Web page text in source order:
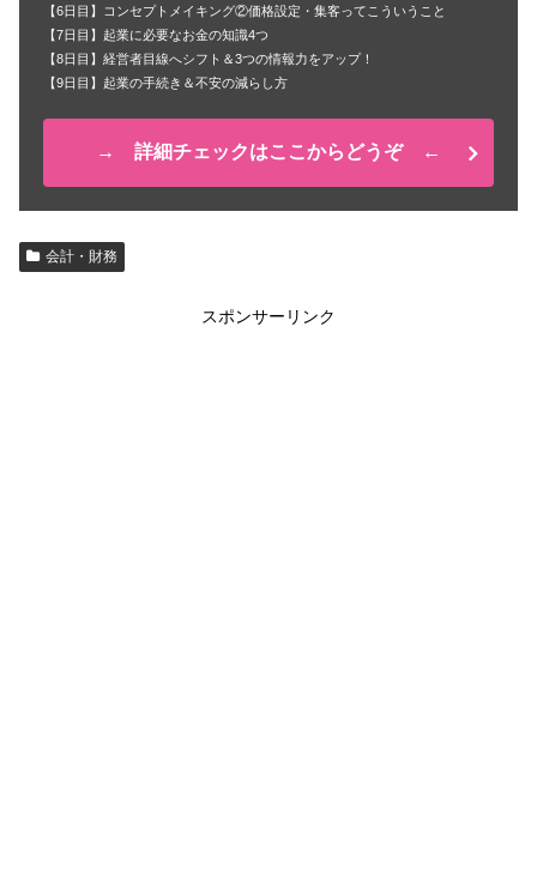
【6日目】コンセプトメイキング②価格設定・集客ってこういうこと
【7日目】起業に必要なお金の知識4つ
【8日目】経営者目線へシフト＆3つの情報力をアップ！
【9日目】起業の手続き＆不安の減らし方
→ 詳細チェックはここからどうぞ ←
会計・財務
スポンサーリンク